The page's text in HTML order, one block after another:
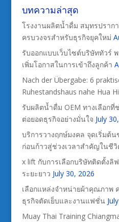
บทความล่าสุด
โรงงานผลิตน้ำดื่ม สมุทรปราก
ครบวงจรสำหรับธุรกิจยุคใหม่
รับออกแบบเว็บไซต์บริษัททัวร์ พ
เพิ่มโอกาสในการเข้าถึงลูกค้า
Nach der Übergabe: 6
Ruhestandshaus nahe Hua
รับผลิตน้ำดื่ม OEM ทางเลือก
ต่อยอดธุรกิจอย่างมั่นใจ July
บริการวางฤกษ์มงคล จุดเริ่มต้
ก่อนก้าวสู่ช่วงเวลาสำคัญในชีวิ
x lift กับการเลือกบริษัทติดตั้งลิ
ระยะยาว July 30, 2026
เลือกแหล่งจำหน่ายผ้าคุณภาพ
ธุรกิจตัดเย็บและงานแฟชั่น
Muay Thai Training